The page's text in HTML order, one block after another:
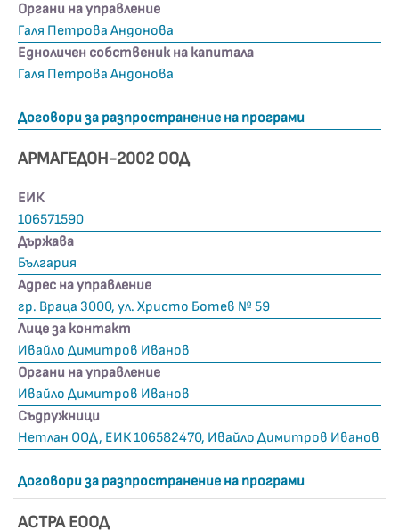
Органи на управление
Галя Петрова Андонова
Едноличен собственик на капитала
Галя Петрова Андонова
Договори за разпространение на програми
АРМАГЕДОН-2002 ООД
ЕИК
106571590
Държава
България
Адрес на управление
гр. Враца 3000, ул. Христо Ботев № 59
Лице за контакт
Ивайло Димитров Иванов
Органи на управление
Ивайло Димитров Иванов
Съдружници
Нетлан ООД, ЕИК 106582470, Ивайло Димитров Иванов
Договори за разпространение на програми
АСТРА ЕООД